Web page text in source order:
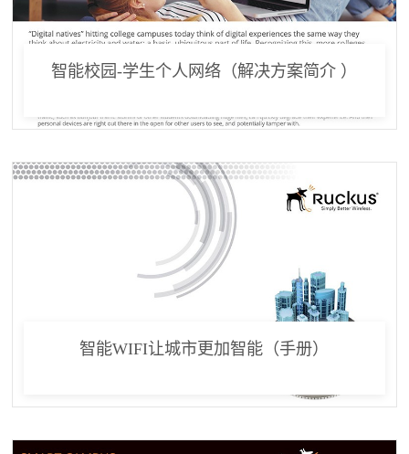
智能校园-学生个人网络（解决方案简介 ）
智能WIFI让城市更加智能（手册）